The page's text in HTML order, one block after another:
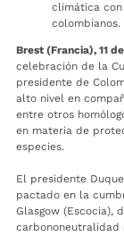
climática
colombianos.
Brest (Francia), 11
celebración de la
presidente de
alto nivel en
entre otros
en materia de
especies.
El presidente
pactado en la
Glasgow (Escocia),
carbononeutralidad